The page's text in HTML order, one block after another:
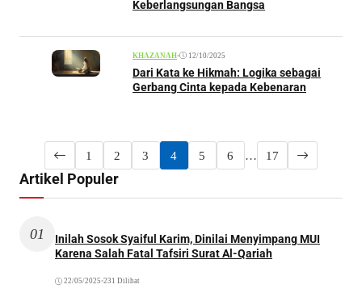
Keberlangsungan Bangsa
KHAZANAH• 12/10/2025
Dari Kata ke Hikmah: Logika sebagai
Gerbang Cinta kepada Kebenaran
1 2 3 4 5 6 … 17
Artikel Populer
01
Inilah Sosok Syaiful Karim, Dinilai Menyimpang MUI
Karena Salah Fatal Tafsiri Surat Al-Qariah
22/05/2025 •231 Dilihat